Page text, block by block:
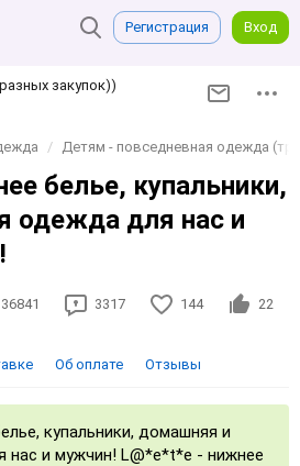
Регистрация Вход
закупок))
Детям - повседневная одежда
белье, купальники,
одежда для нас и
36841 3317 144 22
Об оплате Отзывы
купальники, домашняя и
нас и мужчин! L@*е*t*е - нижнее